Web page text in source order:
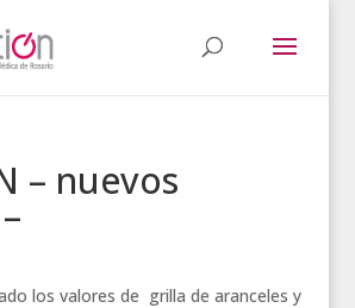
– nuevos
los valores de grilla de aranceles y